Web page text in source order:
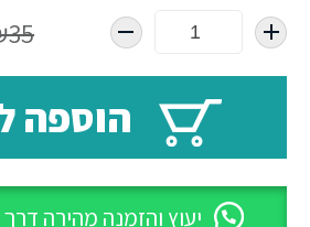
35
הוספה
יעוץ והזמנה מהירה